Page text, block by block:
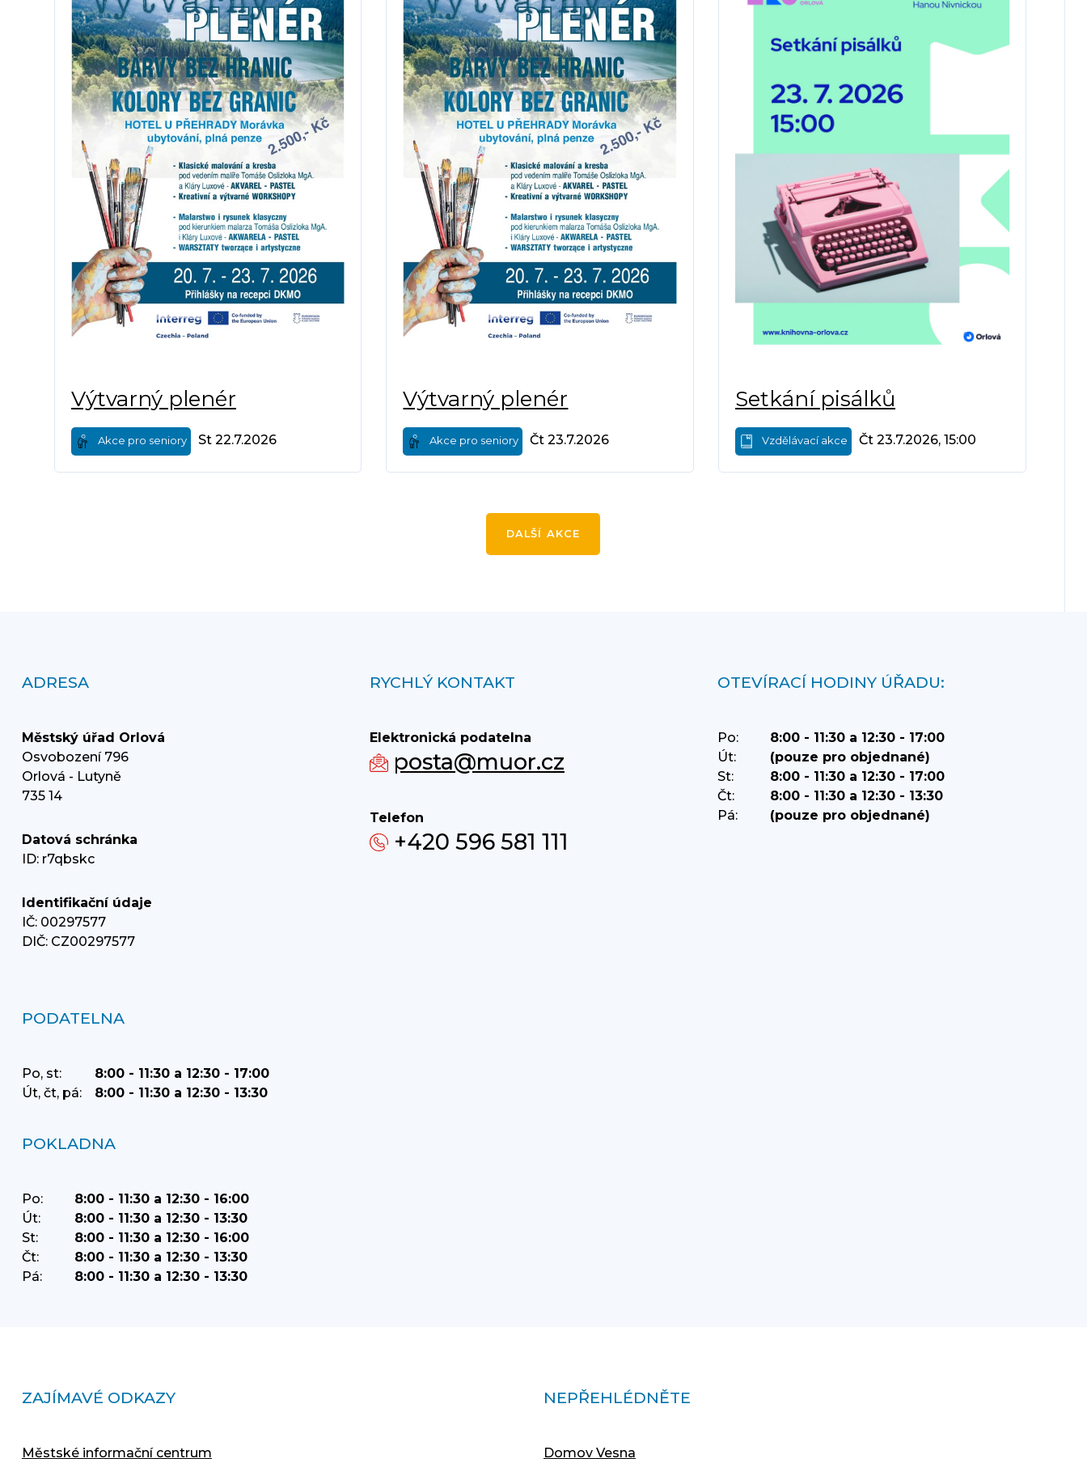
Výtvarný plenér
Akce pro seniory St 22.7.2026
Výtvarný plenér
Akce pro seniory Čt 23.7.2026
Setkání pisálků
Vzdělávací akce Čt 23.7.2026, 15:00
DALŠÍ AKCE
ADRESA
Městský úřad Orlová
Osvobození 796
Orlová - Lutyně
735 14
Datová schránka
ID: r7qbskc
Identifikační údaje
IČ: 00297577
DIČ: CZ00297577
RYCHLÝ KONTAKT
Elektronická podatelna
posta@muor.cz
Telefon
+420 596 581 111
OTEVÍRACÍ HODINY ÚŘADU:
Po:
8:00 - 11:30 a 12:30 - 17:00
Út:
(pouze pro objednané)
St:
8:00 - 11:30 a 12:30 - 17:00
Čt:
8:00 - 11:30 a 12:30 - 13:30
Pá:
(pouze pro objednané)
PODATELNA
Po, st:
8:00 - 11:30 a 12:30 - 17:00
Út, čt, pá:
8:00 - 11:30 a 12:30 - 13:30
POKLADNA
Po:
8:00 - 11:30 a 12:30 - 16:00
Út:
8:00 - 11:30 a 12:30 - 13:30
St:
8:00 - 11:30 a 12:30 - 16:00
Čt:
8:00 - 11:30 a 12:30 - 13:30
Pá:
8:00 - 11:30 a 12:30 - 13:30
ZAJÍMAVÉ ODKAZY
Městské informační centrum
NEPŘEHLÉDNĚTE
Domov Vesna